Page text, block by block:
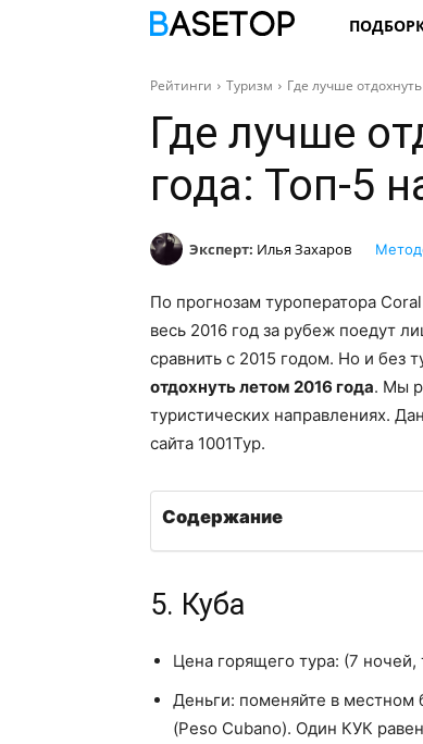
Рейтинги Туризм Где лучше
Где лучше
года: Топ-5
Эксперт: Илья Захаров
По прогнозам туроператора
весь 2016 год за рубеж поедут
сравнить с 2015 годом. Но и без
отдохнуть летом 2016 года. Мы
туристических направлениях.
сайта 1001Тур.
Содержание
5. Куба
Цена горящего тура: (7
Деньги: поменяйте в местном
(Peso Cubano). Один КУК